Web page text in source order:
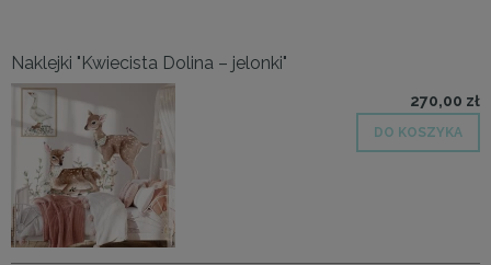
Naklejki "Kwiecista Dolina – jelonki"
270,00 zł
DO KOSZYKA